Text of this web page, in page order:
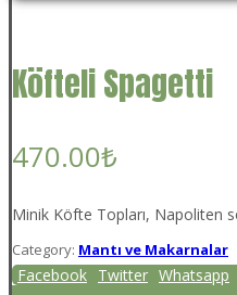
Köfteli Spagetti
470.00₺
Minik Köfte Topları, Napoliten
Category: Mantı ve Makarnalar
Facebook Twitter Whatsapp